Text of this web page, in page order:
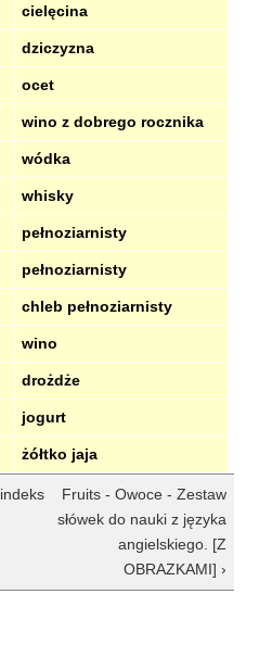
cielęcina
dziczyzna
ocet
wino z dobrego rocznika
wódka
whisky
pełnoziarnisty
pełnoziarnisty
chleb pełnoziarnisty
wino
drożdże
jogurt
żółtko jaja
indeks
Fruits - Owoce - Zestaw
słówek do nauki z języka
angielskiego. [Z
OBRAZKAMI] ›